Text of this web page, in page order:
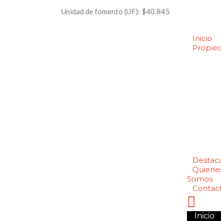
Unidad de fomento (UF): $40.845
Inicio
Somos
Inicio